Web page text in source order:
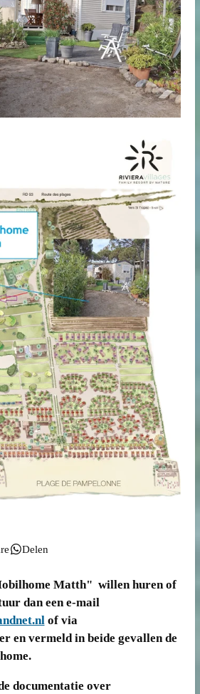
Delen
Matth" willen huren of
dan een e-mail
of via
en vermeld in beide gevallen de
documentatie over